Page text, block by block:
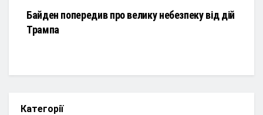
Байден попередив про велику небезпеку від дій
Трампа
Категорії